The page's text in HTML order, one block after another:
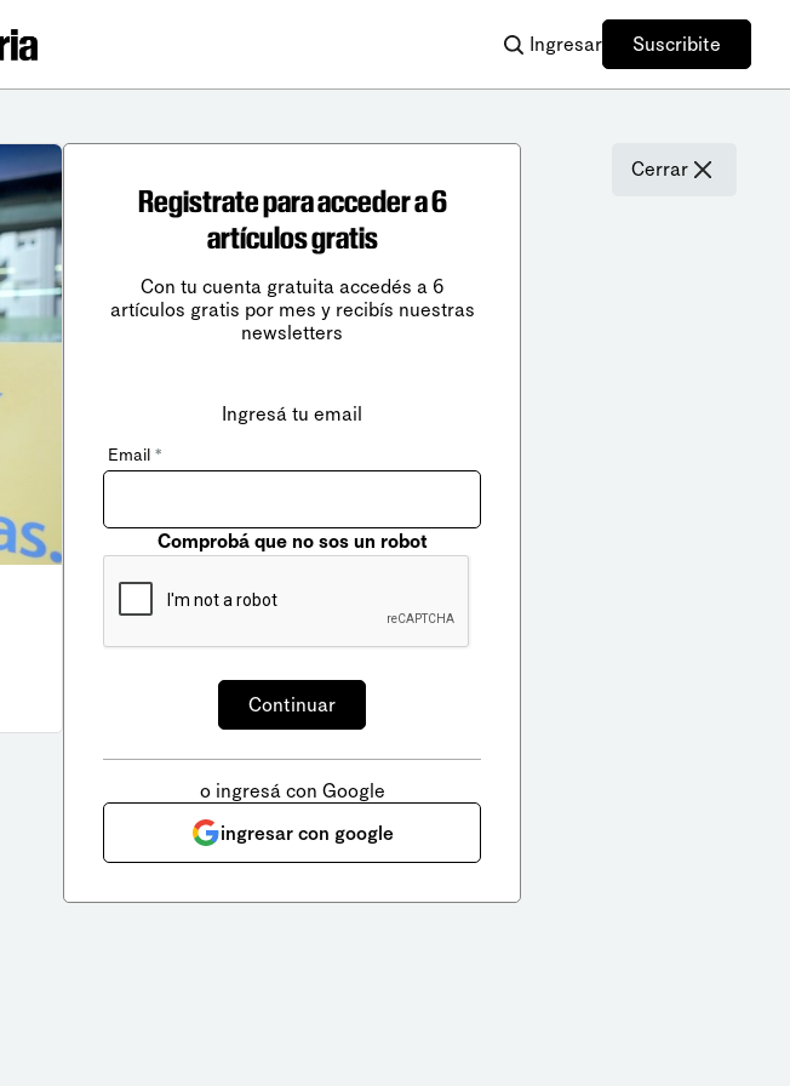
Ingresar Suscribite
Cerrar
Registrate para acceder a 6
artículos gratis
Con tu cuenta gratuita accedés a 6
artículos gratis por mes y recibís nuestras
newsletters
Ingresá tu email
Email *
Comprobá que no sos un robot
o ingresá con Google
ingresar con google